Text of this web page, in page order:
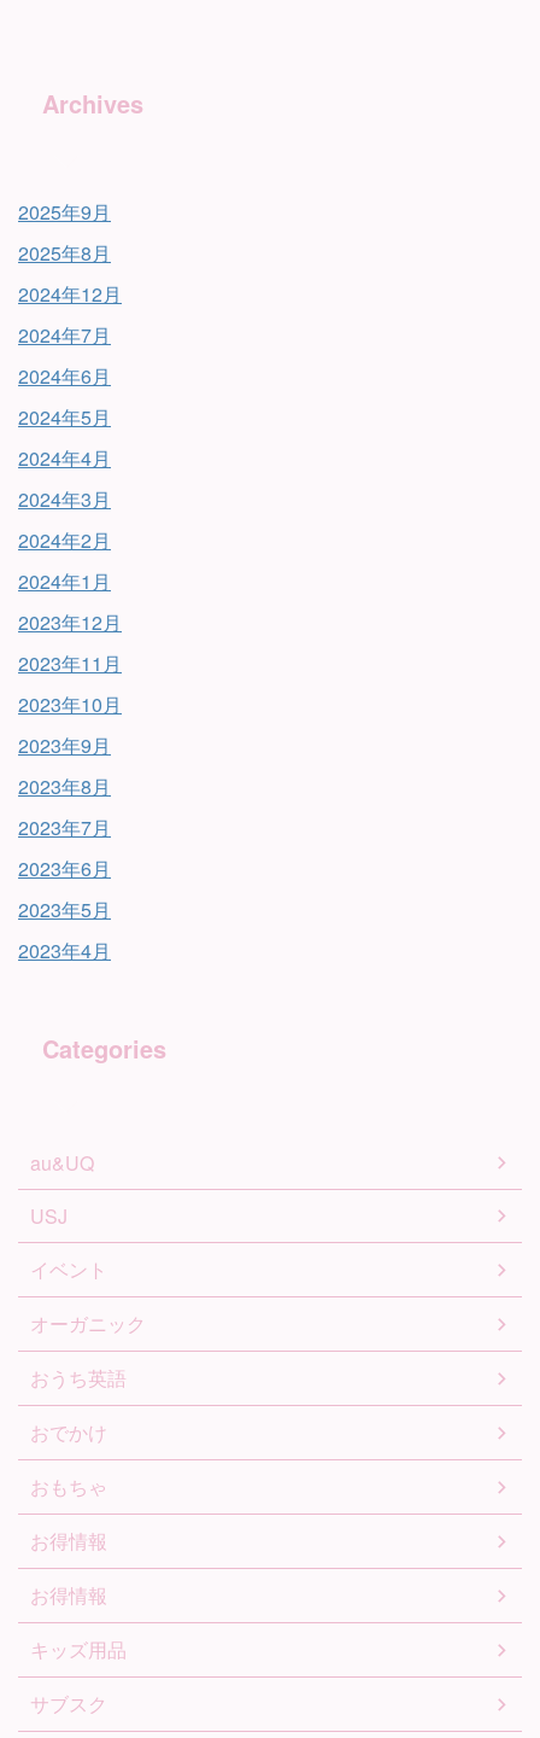
Archives
2025年9月
2025年8月
2024年12月
2024年7月
2024年6月
2024年5月
2024年4月
2024年3月
2024年2月
2024年1月
2023年12月
2023年11月
2023年10月
2023年9月
2023年8月
2023年7月
2023年6月
2023年5月
2023年4月
Categories
au&UQ
USJ
イベント
オーガニック
おうち英語
おでかけ
おもちゃ
お得情報
お得情報
キッズ用品
サブスク